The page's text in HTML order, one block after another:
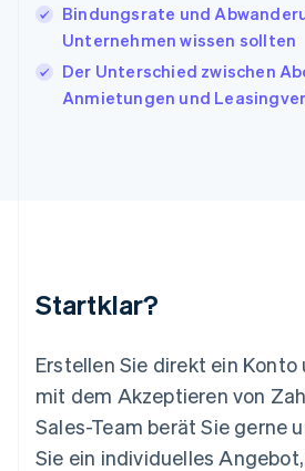
Bindungsrate und
Unternehmen wissen sollten
Der Unterschied zwischen
Anmietungen und
Startklar?
Erstellen Sie direkt ein Konto
mit dem Akzeptieren von
Sales-Team berät Sie gerne
Sie ein individuelles
EnglishItaliano
Lettland
Liechtenstein
DeutschEnglish
Mexiko
English
Niederlande
Nederlands English
Norwegen
English